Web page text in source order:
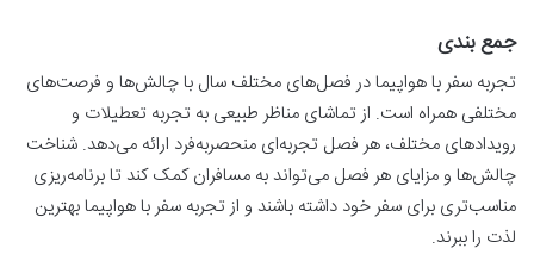
جمع بندی
تجربه سفر با هواپیما در فصل‌های مختلف سال با چالش‌ها و فرصت‌های
مختلفی همراه است. از تماشای مناظر طبیعی به تجربه تعطیلات و
رویدادهای مختلف، هر فصل تجربه‌ای منحصربه‌فرد ارائه می‌دهد. شناخت
چالش‌ها و مزایای هر فصل می‌تواند به مسافران کمک کند تا برنامه‌ریزی
مناسب‌تری برای سفر خود داشته باشند و از تجربه سفر با هواپیما بهترین
لذت را ببرند.